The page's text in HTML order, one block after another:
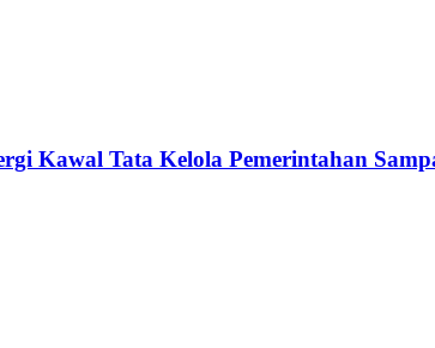
Kawal Tata Kelola Pemerintahan